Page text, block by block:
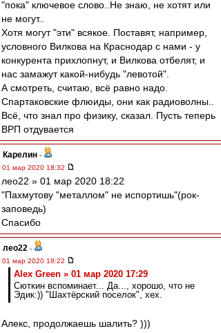
"пока" ключевое слово..Не знаю, не хотят или
не могут..
Хотя могут "эти" всякое. Поставят, например,
условного Вилкова на Краснодар с нами - у
конкурента прихлопнут, и Вилкова отбелят, и
нас замажут какой-нибудь "левотой".
А смотреть, считаю, всё равно надо.
Спартаковские флюиды, они как радиоволны..
Всё, что знал про физику, сказал. Пусть теперь
ВРП отдувается
Карелин -
01 мар 2020 18:32
лео22 » 01 мар 2020 18:22
"Пахмутову "металлом" не испортишь"(рок-
заповедь)
Спасибо
лео22 -
01 мар 2020 18:22
Alex Green » 01 мар 2020 17:29
Сюткин вспоминает... Да..., хорошо, что не
Эдик:)) "Шахтёрский поселок", хех.
Алекс, продолжаешь шалить? )))